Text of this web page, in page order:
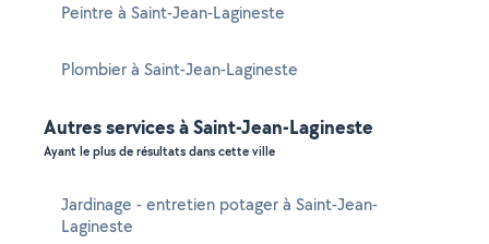
Peintre à Saint-Jean-Lagineste
Plombier à Saint-Jean-Lagineste
Autres services à Saint-Jean-Lagineste
Ayant le plus de résultats dans cette ville
Jardinage - entretien potager à Saint-Jean-
Lagineste